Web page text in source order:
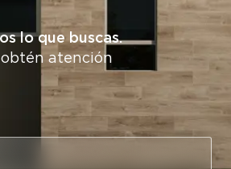
lo que buscas.
atención